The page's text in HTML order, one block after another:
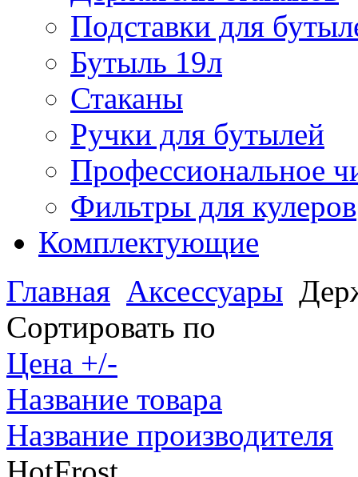
Подставки для
Бутыль 19л
Стаканы
Ручки для бутылей
Профессиональное
Фильтры для кулеров
Комплектующие
Главная Аксессуары
Сортировать по
Цена +/-
Название товара
Название производителя